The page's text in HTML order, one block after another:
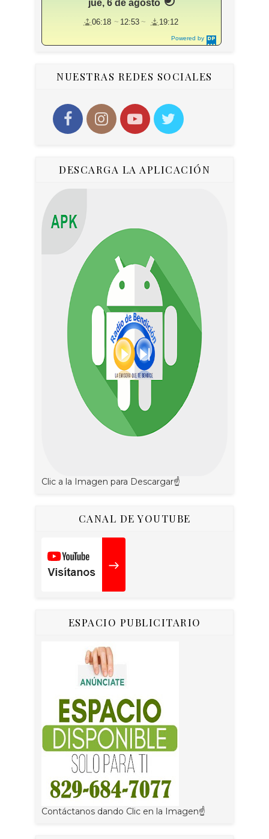
Powered by
DaysPedia.c
jue, 6 de agosto
06:18 12:53 19:12
NUESTRAS REDES SOCIALES
DESCARGA LA APLICACIÓN
Clic a la Imagen para Descargar☝
CANAL DE YOUTUBE
ESPACIO PUBLICITARIO
Contáctanos dando Clic en la Imagen☝